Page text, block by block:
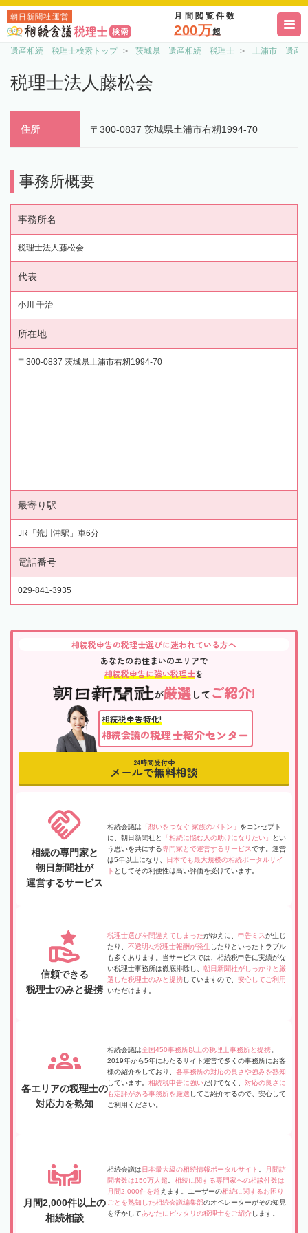
朝日新聞社運営 月間閲覧件数
200万超
遺産相続 税理士検索トップ 茨城県 遺産相続 税理士 土浦市 遺産
税理士法人藤松会
住所 〒300-0837 茨城県土浦市右籾1994-70
事務所概要
事務所名
税理士法人藤松会
代表
小川 千治
所在地
〒300-0837 茨城県土浦市右籾1994-70
最寄り駅
JR「荒川沖駅」車6分
電話番号
029-841-3935
相続税申告の税理士選びに迷われている方へ
あなたのお住まいのエリアで
相続税申告に強い税理士を
が厳選して ご紹介!
相続税申告特化!
相続会議の税理士紹介センター
24時間受付中
メールで無料相談
相続の専門家と
朝日新聞社が
運営するサービス
相続会議は 「想いをつなぐ 家族のバトン」 をコンセプト
に、朝日新聞社と
「相続に悩む人の助けになりたい」
とい
う思いを共にする専門家とで運営するサービスです。運営
は5年以上になり、
日本でも最大規模の相続ポータルサイ
ト としてその利便性は高い評価を受けています。
信頼できる
税理士のみと提携
税理士選びを間違えてしまったがゆえに、 申告ミスが生じ
たり、 不透明な税理士報酬が発生 したりといったトラブル
も多くあります。当サービスでは、相続税申告に実績がな
い税理士事務所は徹底排除し、 朝日新聞社がしっかりと厳
選した税理士のみと提携していますので、 安心してご利用
いただけます。
各エリアの税理士の
対応力を熟知
相続会議は全国450事務所以上の税理士事務所と提携
2019年から5年にわたるサイト運営で多くの事務所にお客
様の紹介をしており、 各事務所の対応の良さや強みを熟知
しています。 相続税申告に強いだけでなく、 対応の良さに
も定評がある事務所を厳選 してご紹介するので、安心して
ご利用ください。
月間2,000件以上の
相続相談
相続会議は 日本最大級の相続情報ポータルサイト
月間訪
問者数は150万人超
相続に関する専門家への相談件数は
月間2,000件を超 えます。ユーザーの相続に関するお困り
ごとを熟知した相続会議編集部のオペレーターがその知見
を活かしてあなたにピッタリの税理士をご紹介 します。